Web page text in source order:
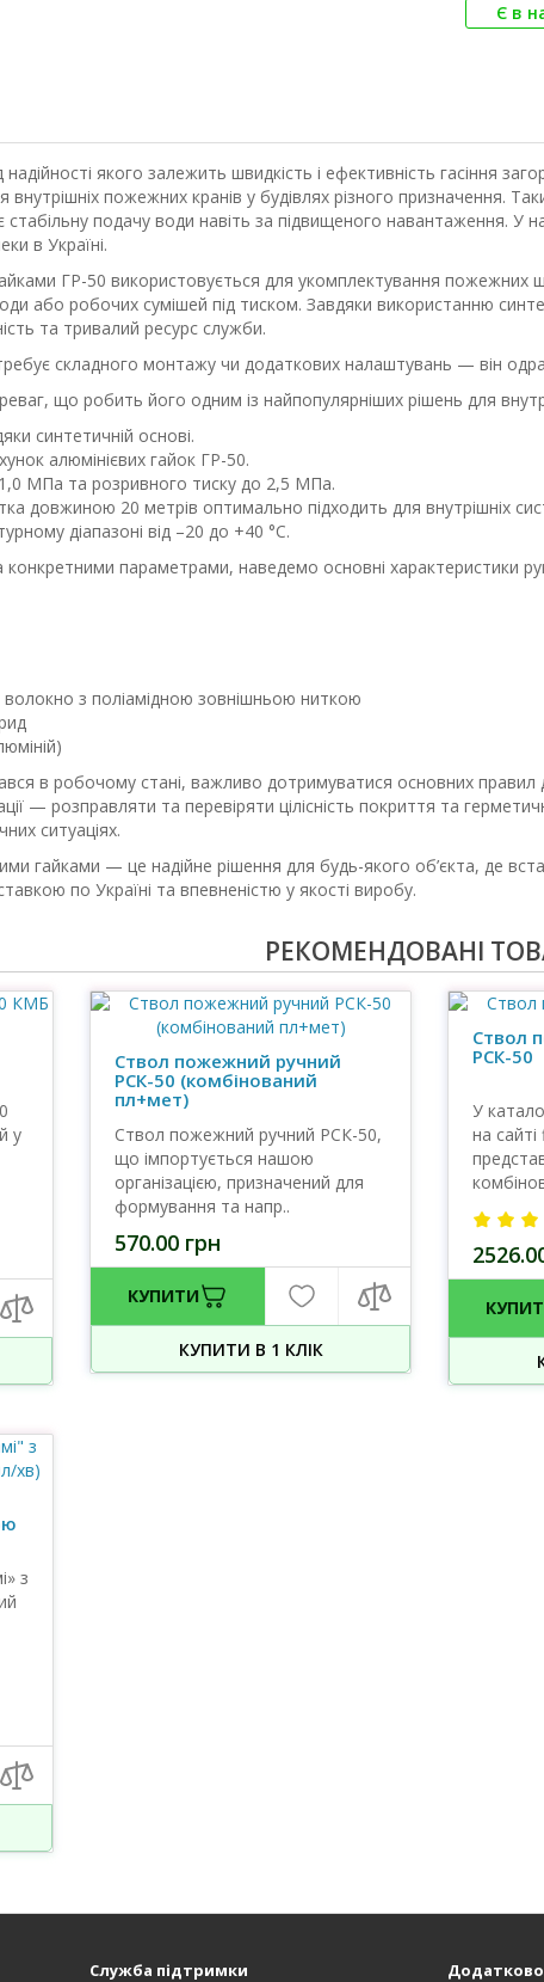
Є в
якого залежить швидкість і ефективність гасіння
пожежних кранів у будівлях різного призначення.
стабільну подачу води навіть за підвищеного навантаження.
в Україні.
ГР-50 використовується для укомплектування
або робочих сумішей під тиском. Завдяки використанню
та тривалий ресурс служби.
складного монтажу чи додаткових налаштувань — він
що робить його одним із найпопулярніших рішень для
синтетичній основі.
алюмінієвих гайок ГР-50.
1,0 МПа та розривного тиску до 2,5 МПа.
довжиною 20 метрів оптимально підходить для внутрішніх
діапазоні від –20 до +40 °C.
параметрами, наведемо основні характеристики
з поліамідною зовнішньою ниткою
в робочому стані, важливо дотримуватися основних правил
— розправляти та перевіряти цілісність покриття та
ситуаціях.
гайками — це надійне рішення для будь-якого об’єкта, де
по Україні та впевненістю у якості виробу.
РЕКОМЕНДОВАНІ
у
Ствол пожежний ручний
РСК-50 (комбінований
пл+мет)
Ствол пожежний ручний РСК-50,
що імпортується нашою
організацією, призначений для
формування та напр..
570.00 грн
КУПИТИ
КУПИТИ В 1 КЛIК
Ствол
РСК-50
У
на
з
Служба підтримки Додатково